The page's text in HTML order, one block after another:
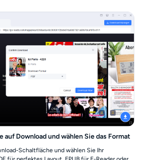
auf Download und wählen Sie das Format
Schaltfläche und wählen Sie Ihr